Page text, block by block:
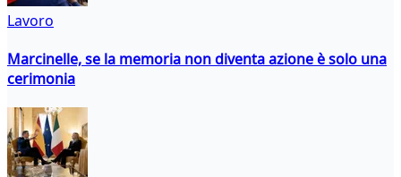
Lavoro
Marcinelle, se la memoria non diventa azione è solo una
cerimonia